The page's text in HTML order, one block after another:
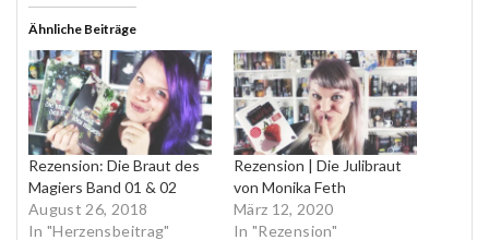
Ähnliche Beiträge
Rezension: Die Braut des
Magiers Band 01 & 02
August 26, 2018
In "Herzensbeitrag"
Rezension | Die Julibraut
von Monika Feth
März 12, 2020
In "Rezension"